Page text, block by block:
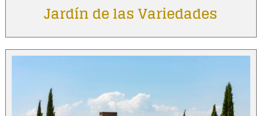
Jardín de las Variedades